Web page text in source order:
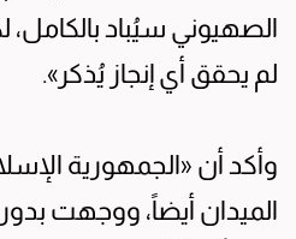
الصهيوني سيُباد بالكامل،
لم يحقق أي إنجاز يُذكر».
وأكد أن «الجمهورية
الميدان أيضاً، ووجهت